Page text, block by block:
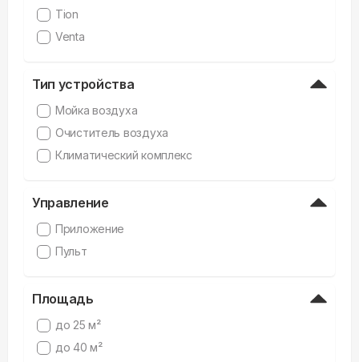
Tion
Venta
Тип устройства
Мойка воздуха
Очиститель воздуха
Климатический комплекс
Управление
Приложение
Пульт
Площадь
до 25 м²
до 40 м²